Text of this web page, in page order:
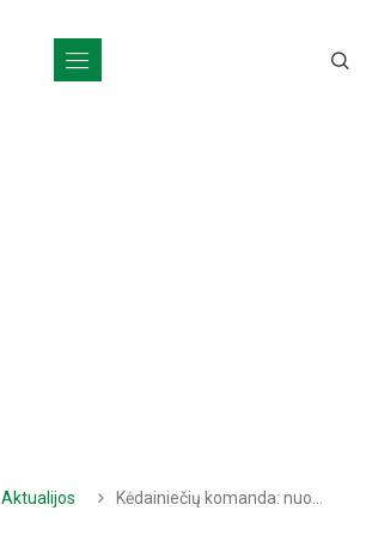
Aktualijos Kėdainiečių komanda: nuo…